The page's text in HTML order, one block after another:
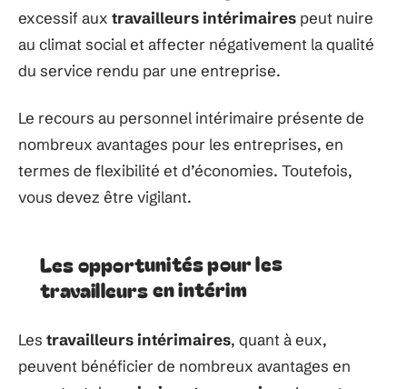
excessif aux travailleurs intérimaires peut nuire
au climat social et affecter négativement la qualité
du service rendu par une entreprise.
Le recours au personnel intérimaire présente de
nombreux avantages pour les entreprises, en
termes de flexibilité et d’économies. Toutefois,
vous devez être vigilant.
Les opportunités pour les
travailleurs en intérim
Les travailleurs intérimaires, quant à eux,
peuvent bénéficier de nombreux avantages en